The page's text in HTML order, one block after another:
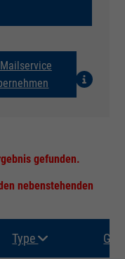
gefunden.
nebenstehenden
Type